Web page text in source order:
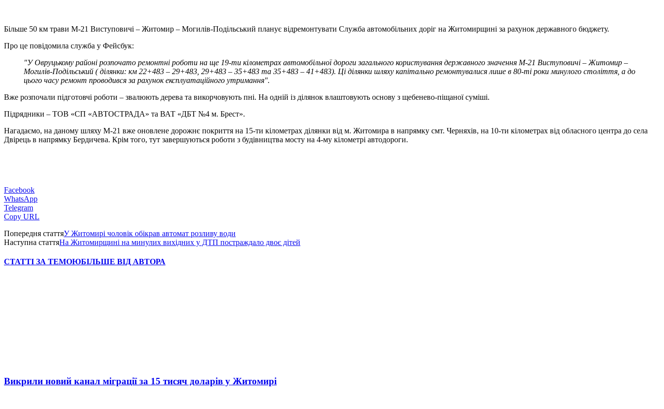
Більше 50 км трави М-21 Виступовичі – Житомир – Могилів-Подільський планує відремонтувати Служба автомобільних доріг на Житомирщині за рахунок державного бюджету.
Про це повідомила служба у Фейсбук:
"У Овруцькому районі розпочато ремонтні роботи на ще 19-ти кілометрах автомобільної дороги загального користування державного значення М-21 Виступовичі – Житомир –
Могилів-Подільський ( ділянки: км 22+483 – 29+483, 29+483 – 35+483 та 35+483 – 41+483). Ці ділянки шляху капітально ремонтувалися лише в 80-ті роки минулого століття, а до
цього часу ремонт проводився за рахунок експлуатаційного утримання".
Вже розпочали підготовчі роботи – звалюють дерева та викорчовують пні. На одній із ділянок влаштовують основу з щебенево-піщаної суміші.
Підрядники – ТОВ «СП «АВТОСТРАДА» та ВАТ «ДБТ №4 м. Брест».
Нагадаємо, на даному шляху М-21 вже оновлене дорожнє покриття на 15-ти кілометрах ділянки від м. Житомира в напрямку смт. Черняхів, на 10-ти кілометрах від обласного центра до села
Двірець в напрямку Бердичева. Крім того, тут завершуються роботи з будівництва мосту на 4-му кілометрі автодороги.
Facebook
WhatsApp
Telegram
Copy URL
Попередня статтяУ Житомирі чоловік обікрав автомат розливу води
Наступна статтяНа Житомирщині на минулих вихідних у ДТП постраждало двоє дітей
СТАТТІ ЗА ТЕМОЮБІЛЬШЕ ВІД АВТОРА
Викрили новий канал міграції за 15 тисяч доларів у Житомирі